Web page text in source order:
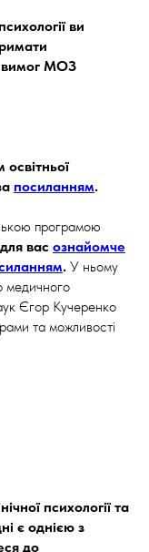
ви
вимог МОЗ
посиланням.
програмою
вас ознайомче
. У ньому
медичного
Єгор Кучеренко
та можливості
психології та
є однією з
до